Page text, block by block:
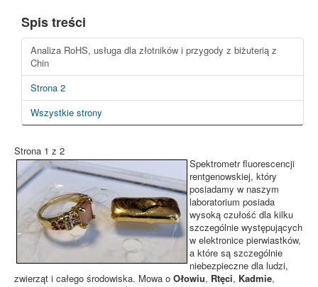
Spis treści
Analiza RoHS, usługa dla złotników i przygody z biżuterią z
Chin
Strona 2
Wszystkie strony
Strona 1 z 2
Spektrometr fluorescencji
rentgenowskiej, który
posiadamy w naszym
laboratorium posiada
wysoką czułość dla kilku
szczególnie występujących
w elektronice pierwiastków,
a które są szczególnie
niebezpieczne dla ludzi,
zwierząt i całego środowiska. Mowa o Ołowiu, Rtęci, Kadmie,